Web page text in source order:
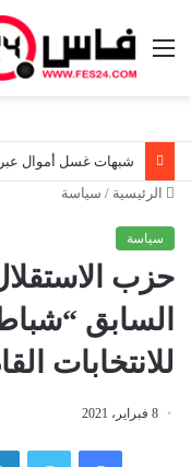
القائمة
الرئيسية / سياسة
سياسة
حزب
السابق
للانتخابات
8 فبراير، 2021
فيسبوك